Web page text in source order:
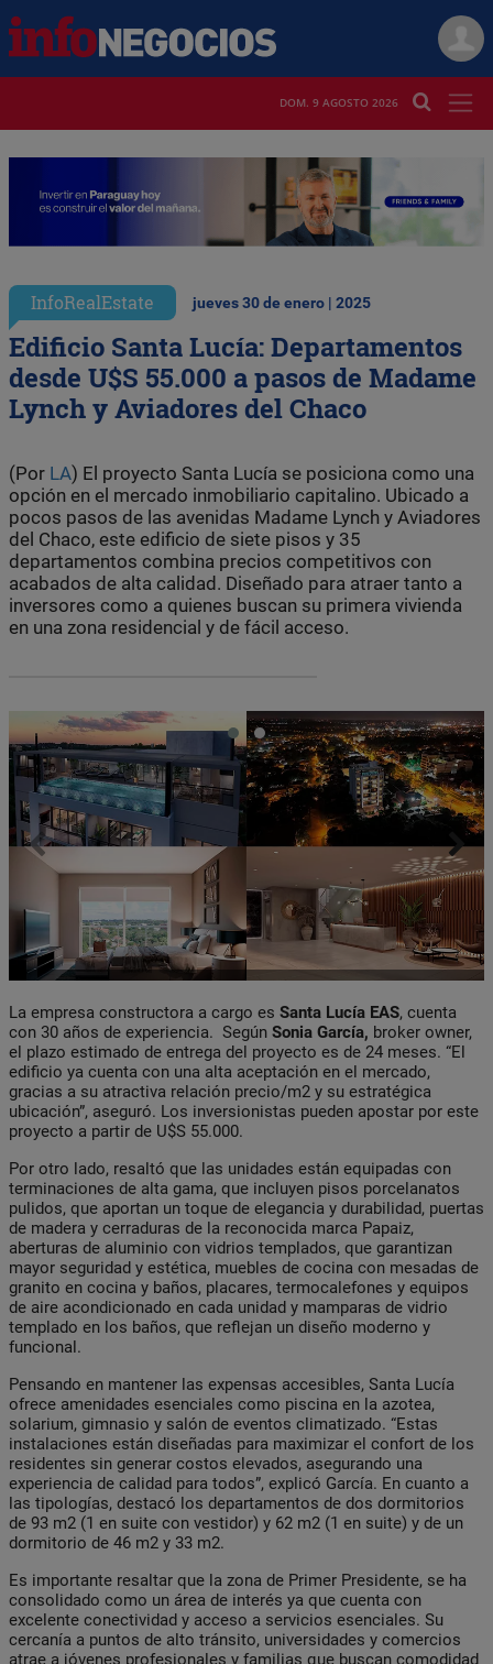
DOM. 9 AGOSTO 2026
InfoRealEstate jueves 30 de enero | 2025
Edificio Santa Lucía: Departamentos
desde U$S 55.000 a pasos de Madame
Lynch y Aviadores del Chaco
(Por LA) El proyecto Santa Lucía se posiciona como una
opción en el mercado inmobiliario capitalino. Ubicado a
pocos pasos de las avenidas Madame Lynch y Aviadores
del Chaco, este edificio de siete pisos y 35
departamentos combina precios competitivos con
acabados de alta calidad. Diseñado para atraer tanto a
inversores como a quienes buscan su primera vivienda
en una zona residencial y de fácil acceso.
La empresa constructora a cargo es Santa Lucía EAS, cuenta
con 30 años de experiencia. Según Sonia García, broker owner,
el plazo estimado de entrega del proyecto es de 24 meses. “El
edificio ya cuenta con una alta aceptación en el mercado,
gracias a su atractiva relación precio/m2 y su estratégica
ubicación”, aseguró. Los inversionistas pueden apostar por este
proyecto a partir de U$S 55.000.
Por otro lado, resaltó que las unidades están equipadas con
terminaciones de alta gama, que incluyen pisos porcelanatos
pulidos, que aportan un toque de elegancia y durabilidad, puertas
de madera y cerraduras de la reconocida marca Papaiz,
aberturas de aluminio con vidrios templados, que garantizan
mayor seguridad y estética, muebles de cocina con mesadas de
granito en cocina y baños, placares, termocalefones y equipos
de aire acondicionado en cada unidad y mamparas de vidrio
templado en los baños, que reflejan un diseño moderno y
funcional.
Pensando en mantener las expensas accesibles, Santa Lucía
ofrece amenidades esenciales como piscina en la azotea,
solarium, gimnasio y salón de eventos climatizado. “Estas
instalaciones están diseñadas para maximizar el confort de los
residentes sin generar costos elevados, asegurando una
experiencia de calidad para todos”, explicó García. En cuanto a
las tipologías, destacó los departamentos de dos dormitorios
de 93 m2 (1 en suite con vestidor) y 62 m2 (1 en suite) y de un
dormitorio de 46 m2 y 33 m2.
Es importante resaltar que la zona de Primer Presidente, se ha
consolidado como un área de interés ya que cuenta con
excelente conectividad y acceso a servicios esenciales. Su
cercanía a puntos de alto tránsito, universidades y comercios
atrae a jóvenes profesionales y familias que buscan comodidad